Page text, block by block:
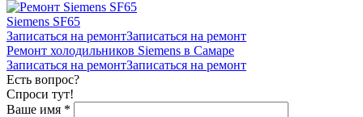
Siemens SF65
Записаться на ремонтЗаписаться на ремонт
Ремонт холодильников Siemens в Самаре
Записаться на ремонтЗаписаться на ремонт
Есть вопрос?
Спроси тут!
Ваше имя *